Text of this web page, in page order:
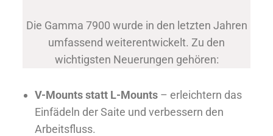
Die Gamma 7900 wurde in den letzten Jahren
umfassend weiterentwickelt. Zu den
wichtigsten Neuerungen gehören:
V-Mounts statt L-Mounts– erleichtern das
Einfädeln der Saite und verbessern den
Arbeitsfluss.